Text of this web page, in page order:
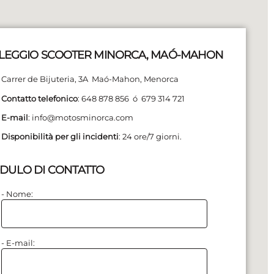
SCOOTER MINORCA, MAÓ-MAHON
Carrer de Bijuteria, 3A Maó-Mahon, Menorca
Contatto telefonico: 648 878 856 ó 679 314 721
E-mail: info@motosminorca.com
Disponibilità per gli incidenti: 24 ore/7 giorni.
DI CONTATTO
- Nome:
- E-mail: